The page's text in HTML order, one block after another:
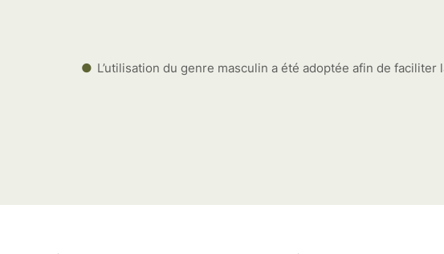
L’utilisation du genre masculin a été adoptée afin de